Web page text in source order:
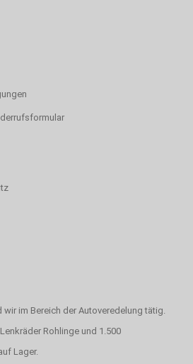
im Bereich der Autoveredelung tätig.
Rohlinge und 1.500
Lager.